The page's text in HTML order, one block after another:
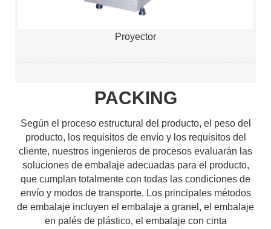
Proyector
PACKING
Según el proceso estructural del producto, el peso del
producto, los requisitos de envío y los requisitos del
cliente, nuestros ingenieros de procesos evaluarán las
soluciones de embalaje adecuadas para el producto,
que cumplan totalmente con todas las condiciones de
envío y modos de transporte. Los principales métodos
de embalaje incluyen el embalaje a granel, el embalaje
en palés de plástico, el embalaje con cinta